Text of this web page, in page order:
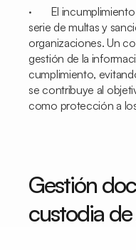
· El incumplimiento
serie de multas y
organizaciones. Un
gestión de la
cumplimiento,
se contribuye al
como protección a
Gestión
custodia